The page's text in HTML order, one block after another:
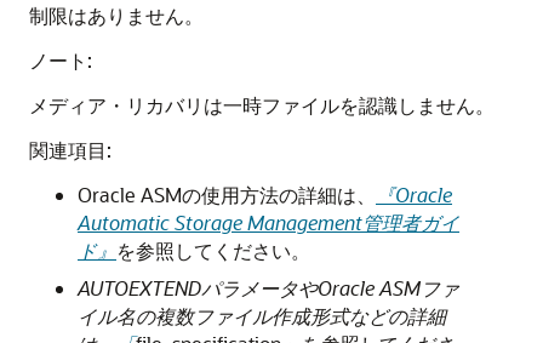
制限はありません。
ノート:
メディア・リカバリは一時ファイルを認識しません。
関連項目:
Oracle ASMの使用方法の詳細は、
『Oracle
Automatic Storage Management管理者ガイ
ド』 を参照してください。
AUTOEXTENDパラメータやOracle ASMファ
イル名の複数ファイル作成形式などの詳細